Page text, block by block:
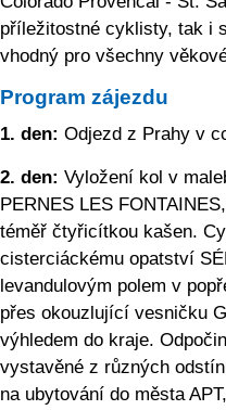
příležitostné cyklisty, tak i
vhodný pro všechny
Program zájezdu
1. den: Odjezd z Prahy v
2. den: Vyložení kol v
PERNES LES
téměř čtyřicítkou kašen.
cisterciáckému opatství
levandulovým polem v
přes okouzlující vesničku
výhledem do kraje.
vystavěné z různých
na ubytování do města